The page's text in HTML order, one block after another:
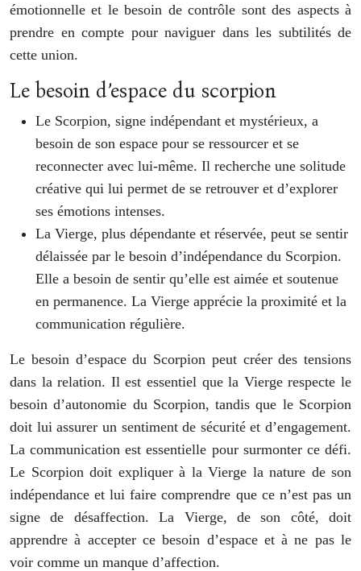
émotionnelle et le besoin de contrôle sont des aspects à
prendre en compte pour naviguer dans les subtilités de
cette union.
Le besoin d’espace du scorpion
Le Scorpion, signe indépendant et mystérieux, a
besoin de son espace pour se ressourcer et se
reconnecter avec lui-même. Il recherche une solitude
créative qui lui permet de se retrouver et d’explorer
ses émotions intenses.
La Vierge, plus dépendante et réservée, peut se sentir
délaissée par le besoin d’indépendance du Scorpion.
Elle a besoin de sentir qu’elle est aimée et soutenue
en permanence. La Vierge apprécie la proximité et la
communication régulière.
Le besoin d’espace du Scorpion peut créer des tensions
dans la relation. Il est essentiel que la Vierge respecte le
besoin d’autonomie du Scorpion, tandis que le Scorpion
doit lui assurer un sentiment de sécurité et d’engagement.
La communication est essentielle pour surmonter ce défi.
Le Scorpion doit expliquer à la Vierge la nature de son
indépendance et lui faire comprendre que ce n’est pas un
signe de désaffection. La Vierge, de son côté, doit
apprendre à accepter ce besoin d’espace et à ne pas le
voir comme un manque d’affection.